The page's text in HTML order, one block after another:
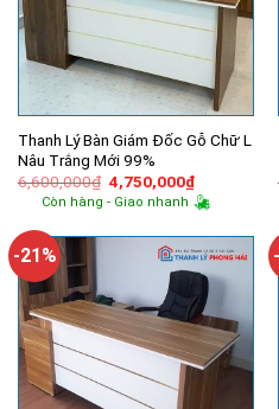
Thanh Lý Bàn Giám Đốc Gỗ Chữ L
Nâu Trắng Mới 99%
6,600,000₫ Giá
gốc
là:
4,750,000₫Giá
hiện
tại
4,750,000₫.
Còn hàng - Giao nhanh
-21%